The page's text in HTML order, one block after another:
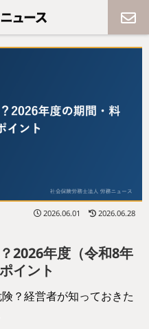
？2026年度の期間・
2026.06.01 2026.06.28
2026年度（令和8年
イント
？経営者が知っておきた